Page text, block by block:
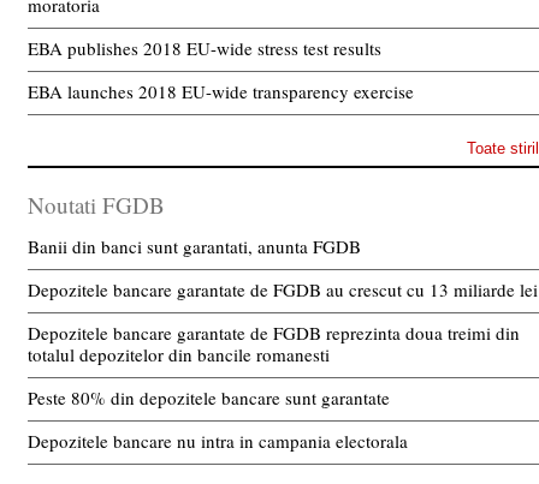
EBA publishes 2018 EU-wide stress test results
EBA launches 2018 EU-wide transparency exercise
Toate
Noutati FGDB
Banii din banci sunt garantati, anunta FGDB
Depozitele bancare garantate de FGDB au crescut cu 13 miliarde lei
Depozitele bancare garantate de FGDB reprezinta doua treimi din
totalul depozitelor din bancile romanesti
Peste 80% din depozitele bancare sunt garantate
Depozitele bancare nu intra in campania electorala